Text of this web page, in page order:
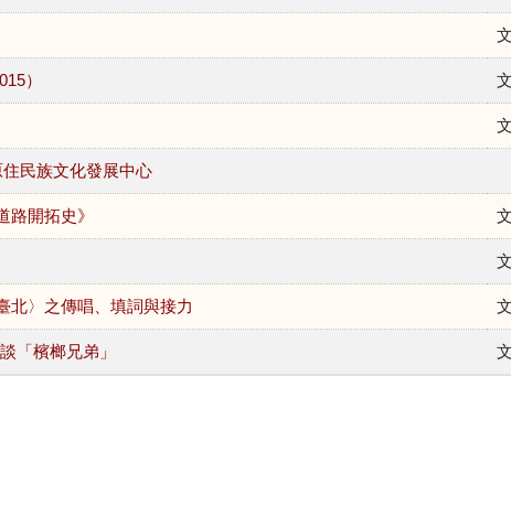
）
住民族文化發展中心
開拓史》
北〉之傳唱、填詞與接力
「檳榔兄弟」